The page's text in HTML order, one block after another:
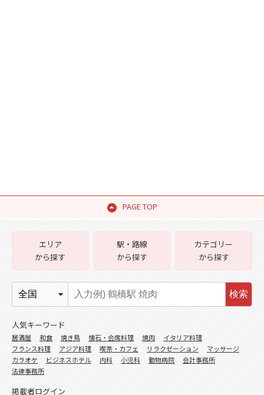
PAGE TOP
エリア
から探す
駅・路線
から探す
カテゴリー
から探す
検索
人気キーワード
居酒屋 和食 焼き鳥 懐石・会席料理 焼肉
イタリア料理
フランス料理
アジア料理 喫茶・カフェ リラクゼーション
マッサージ
カラオケ
ビジネスホテル 内科 小児科 動物病院
会計事務所
法律事務所
掲載者ログイン